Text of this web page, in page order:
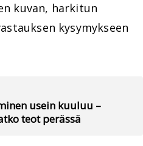
kuvan, harkitun
kysymykseen
usein kuuluu –
teot perässä